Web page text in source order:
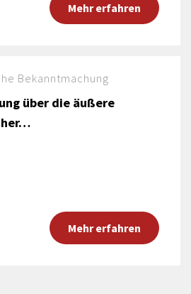
Mehr erfahren
Bekanntmachung
über die äußere
Mehr erfahren